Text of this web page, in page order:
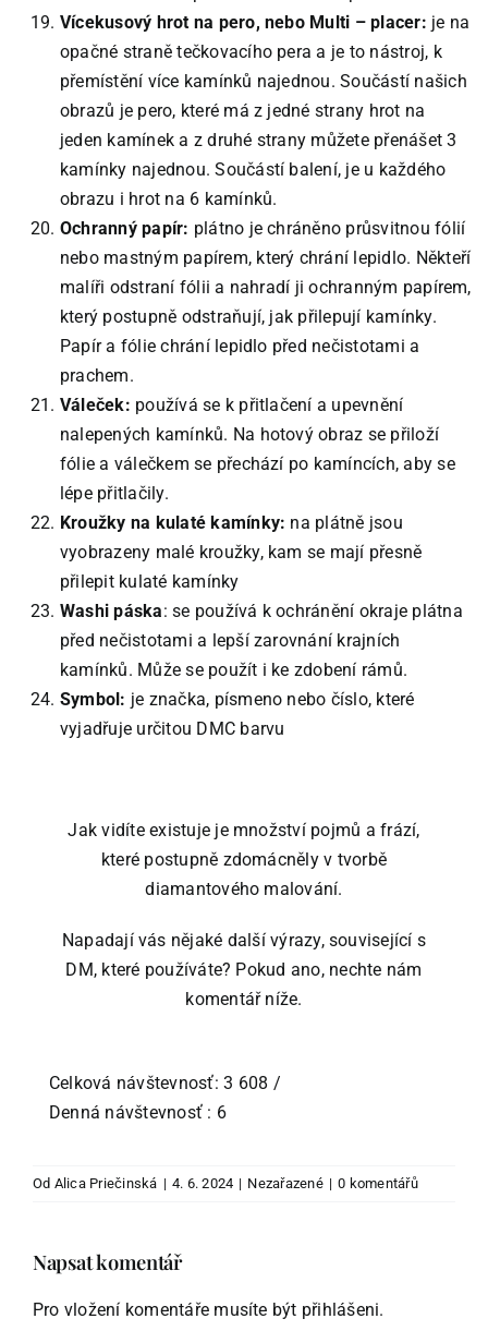
Vícekusový hrot na pero, nebo Multi – placer: je na
opačné straně tečkovacího pera a je to nástroj, k
přemístění více kamínků najednou. Součástí našich
obrazů je pero, které má z jedné strany hrot na
jeden kamínek a z druhé strany můžete přenášet 3
kamínky najednou. Součástí balení, je u každého
obrazu i hrot na 6 kamínků.
Ochranný papír: plátno je chráněno průsvitnou fólií
nebo mastným papírem, který chrání lepidlo. Někteří
malíři odstraní fólii a nahradí ji ochranným papírem,
který postupně odstraňují, jak přilepují kamínky.
Papír a fólie chrání lepidlo před nečistotami a
prachem.
Váleček: používá se k přitlačení a upevnění
nalepených kamínků. Na hotový obraz se přiloží
fólie a válečkem se přechází po kamíncích, aby se
lépe přitlačily.
Kroužky na kulaté kamínky: na plátně jsou
vyobrazeny malé kroužky, kam se mají přesně
přilepit kulaté kamínky
Washi páska: se používá k ochránění okraje plátna
před nečistotami a lepší zarovnání krajních
kamínků. Může se použít i ke zdobení rámů.
Symbol: je značka, písmeno nebo číslo, které
vyjadřuje určitou DMC barvu
Jak vidíte existuje je množství pojmů a frází,
které postupně zdomácněly v tvorbě
diamantového malování.
Napadají vás nějaké další výrazy, související s
DM, které používáte? Pokud ano, nechte nám
komentář níže.
Celková návštevnosť: 3 608 /
Denná návštevnosť : 6
Od Alica Priečinská | 4. 6. 2024 | Nezařazené | 0 komentářů
Napsat komentář
Pro vložení komentáře musíte být přihlášeni.